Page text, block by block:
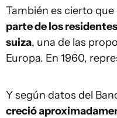
También es cierto que
parte de los
suiza, una de las
Europa. En 1960,
Y según datos del
creció